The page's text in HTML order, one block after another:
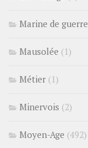
Marine de guerre
Mausolée (1)
Métier (1)
Minervois (2)
Moyen-Age (492)